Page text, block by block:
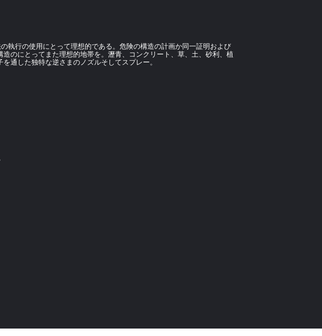
執行の使用にとって理想的である。危険の構造の計画か同一証明および
のにとってまた理想的地帯を。瀝青、コンクリート、草、土、砂利、植
通した独特な逆さまのノズルそしてスプレー。